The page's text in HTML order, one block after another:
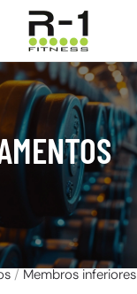
/ Membros inferiores